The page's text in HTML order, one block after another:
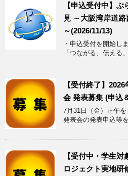
【申込受付中】
見 ～大阪湾岸道
～(2026/11/13)
・申込受付を開始し
「つながる、伝える
【受付終了】
会 発表募集 (申込
7月31日（金）正午
発表会の発表申込等
【受付中・学生
ロジェクト実地研